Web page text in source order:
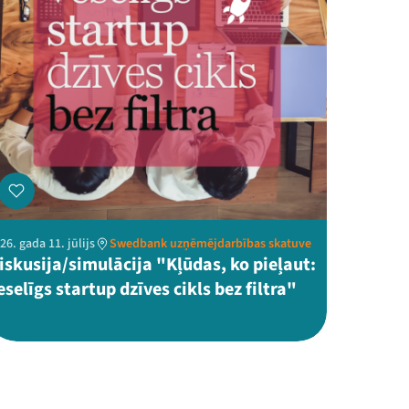
gada 11. jūlijs Swedbank uzņēmējdarbības skatuve
simulācija "Kļūdas, ko pieļaut:
startup dzīves cikls bez filtra"